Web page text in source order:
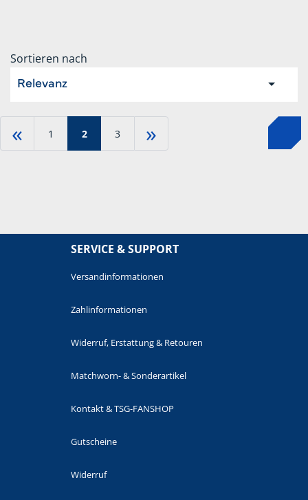
Sortieren nach
Relevanz
« 1 2 3 »
SERVICE & SUPPORT
Versandinformationen
Zahlinformationen
Widerruf, Erstattung & Retouren
Matchworn- & Sonderartikel
Kontakt & TSG-FANSHOP
Gutscheine
Widerruf